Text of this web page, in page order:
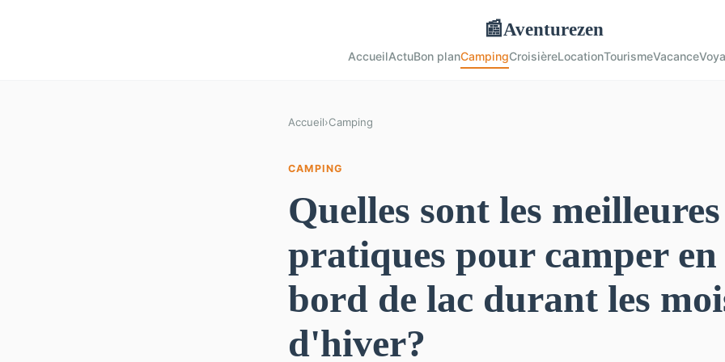
📰Aventurezen
AccueilActuBon planCampingCroisièreLocationTourismeVacance
Accueil›Camping
CAMPING
Quelles sont les meilleures
pratiques pour camper en
bord de lac durant les
d'hiver?